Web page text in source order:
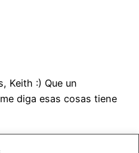
Keith :) Que un
diga esas cosas tiene